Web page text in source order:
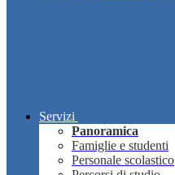
Servizi
Panoramica
Famiglie e studenti
Personale scolastico